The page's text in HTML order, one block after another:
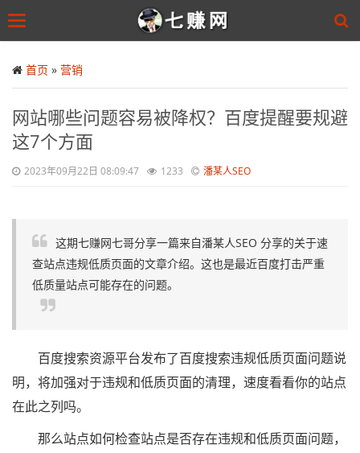
to
main
Toggle
首页 » 营销
网站哪些问题容易被降权？百度提醒要规避
这7个方面
2023年09月22日 08:09:47 1233 潘某人SEO
这期七赚网七哥分享一篇来自潘某人SEO 分享的关于速
查站点违规低质页面的文章介绍。这也是最近百度打击严重
低质量站点可能存在的问题。
百度搜索资源平台发布了百度搜索违规低质页面问题说
明，将加强对于违规和低质页面的清理，速度看看你的站点
在此之列吗。
那么站点如何检查站点是否存在违规和低质页面问题，